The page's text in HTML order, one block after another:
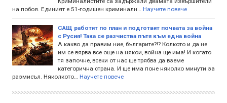
на побоя. Единият е 51-годишен криминалн…
Научете повече
САЩ работят по план и подготвят почвата за война
с Русия! Така се разчиства пътя към една война
А какво да правим ние, българите?!? Колкото и да не
им се вярва все още на някои, война ще има! И когато
тя започне, всеки от нас ще трябва да вземе
категорична страна. И ще има поне няколко минути за
размисъл. Няколкото…
Научете повече